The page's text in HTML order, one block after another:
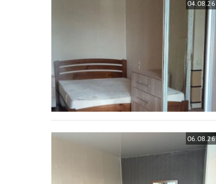
04.08.26
06.08.26